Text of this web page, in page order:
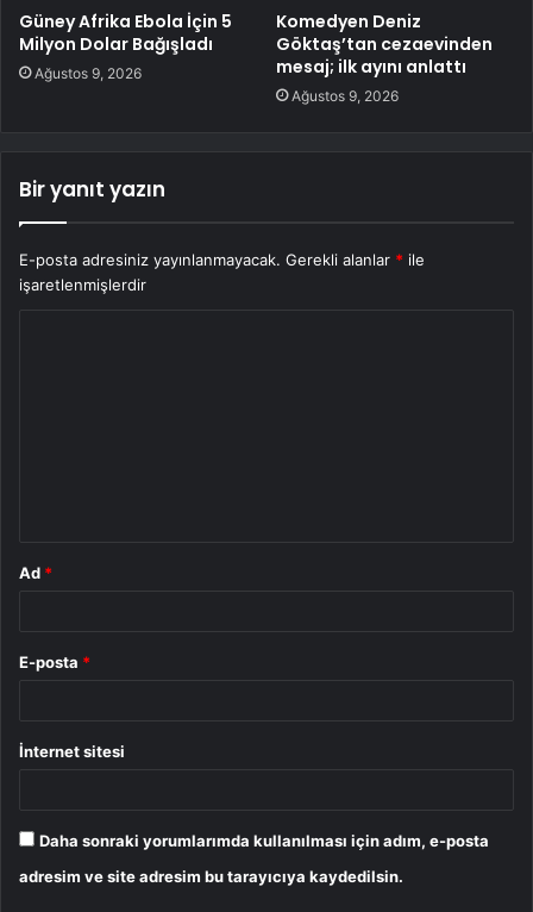
Güney Afrika Ebola İçin 5
Milyon Dolar Bağışladı
Ağustos 9, 2026
Komedyen Deniz
Göktaş’tan cezaevinden
mesaj; ilk ayını anlattı
Ağustos 9, 2026
Bir yanıt yazın
E-posta adresiniz yayınlanmayacak. Gerekli alanlar * ile
işaretlenmişlerdir
Ad *
E-posta *
İnternet sitesi
Daha sonraki yorumlarımda kullanılması için adım, e-posta
adresim ve site adresim bu tarayıcıya kaydedilsin.